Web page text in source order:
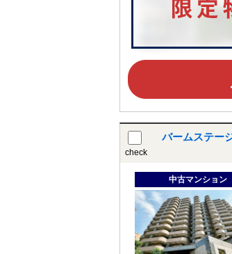
check
バームステー
中古マンション